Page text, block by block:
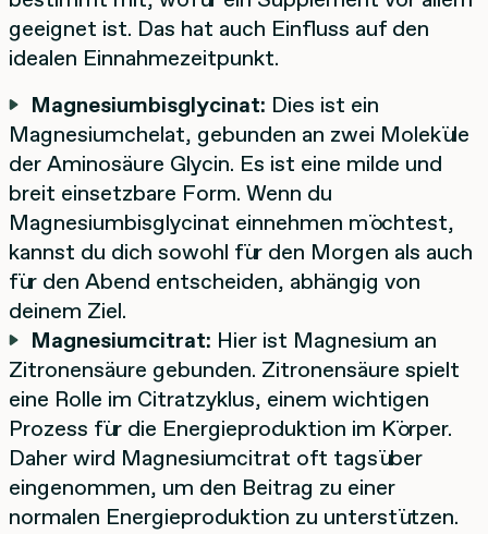
geeignet ist. Das hat auch Einfluss auf den
idealen Einnahmezeitpunkt.
Magnesiumbisglycinat: Dies ist ein
Magnesiumchelat, gebunden an zwei Moleküle
der Aminosäure Glycin. Es ist eine milde und
breit einsetzbare Form. Wenn du
Magnesiumbisglycinat einnehmen möchtest,
kannst du dich sowohl für den Morgen als auch
für den Abend entscheiden, abhängig von
deinem Ziel.
Magnesiumcitrat: Hier ist Magnesium an
Zitronensäure gebunden. Zitronensäure spielt
eine Rolle im Citratzyklus, einem wichtigen
Prozess für die Energieproduktion im Körper.
Daher wird Magnesiumcitrat oft tagsüber
eingenommen, um den Beitrag zu einer
normalen Energieproduktion zu unterstützen.